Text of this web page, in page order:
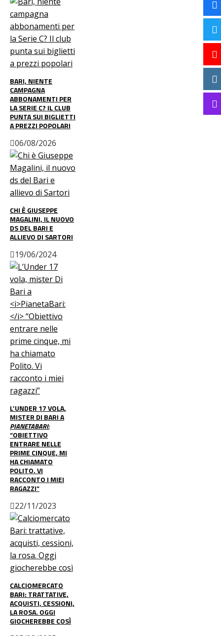
BARI, NIENTE
CAMPAGNA
ABBONAMENTI PER
LA SERIE C? IL CLUB
PUNTA SUI BIGLIETTI
A PREZZI POPOLARI
06/08/2026
CHI È GIUSEPPE
MAGALINI, IL NUOVO
DS DEL BARI E
ALLIEVO DI SARTORI
19/06/2024
L’UNDER 17 VOLA,
MISTER DI BARI A
PIANETABARI:
“OBIETTIVO
ENTRARE NELLE
PRIME CINQUE, MI
HA CHIAMATO
POLITO. VI
RACCONTO I MIEI
RAGAZZI”
22/11/2023
CALCIOMERCATO
BARI: TRATTATIVE,
ACQUISTI, CESSIONI,
LA ROSA. OGGI
GIOCHEREBBE COSÌ